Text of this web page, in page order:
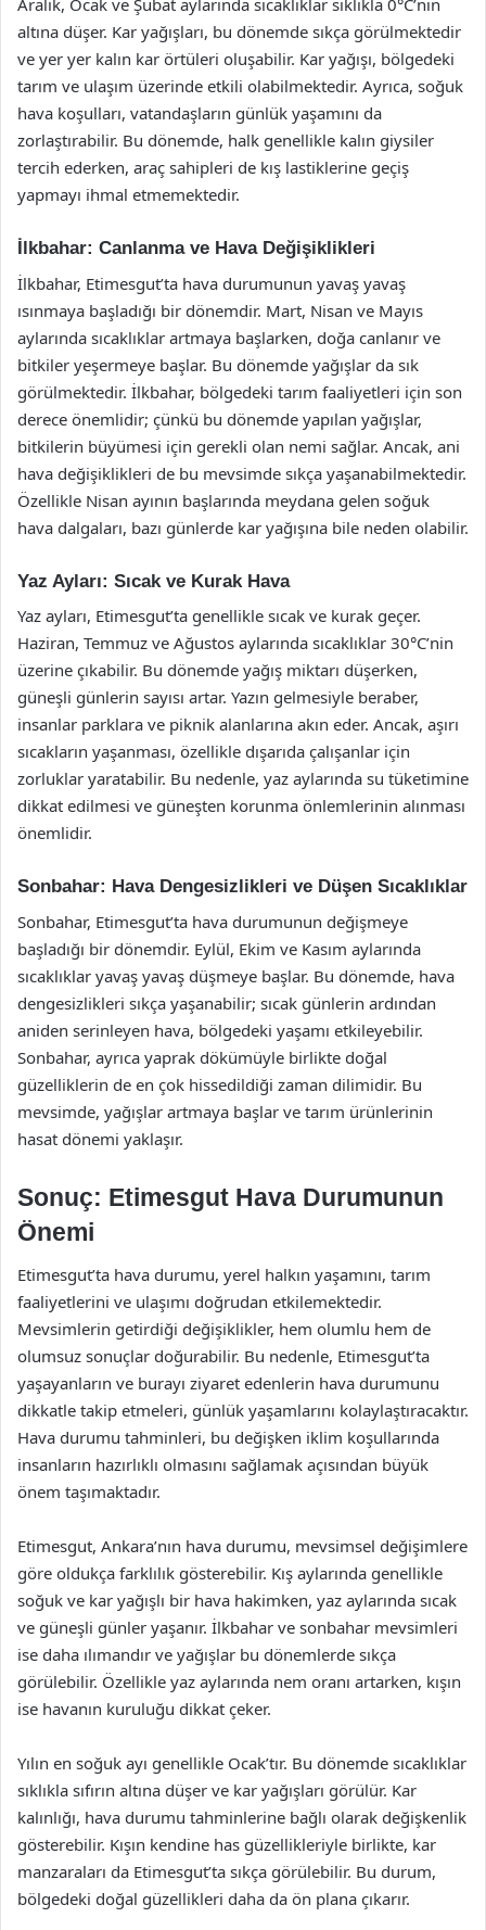
Aralık, Ocak ve Şubat aylarında sıcaklıklar sıklıkla 0°C’nin
altına düşer. Kar yağışları, bu dönemde sıkça görülmektedir
ve yer yer kalın kar örtüleri oluşabilir. Kar yağışı, bölgedeki
tarım ve ulaşım üzerinde etkili olabilmektedir. Ayrıca, soğuk
hava koşulları, vatandaşların günlük yaşamını da
zorlaştırabilir. Bu dönemde, halk genellikle kalın giysiler
tercih ederken, araç sahipleri de kış lastiklerine geçiş
yapmayı ihmal etmemektedir.
İlkbahar: Canlanma ve Hava Değişiklikleri
İlkbahar, Etimesgut’ta hava durumunun yavaş yavaş
ısınmaya başladığı bir dönemdir. Mart, Nisan ve Mayıs
aylarında sıcaklıklar artmaya başlarken, doğa canlanır ve
bitkiler yeşermeye başlar. Bu dönemde yağışlar da sık
görülmektedir. İlkbahar, bölgedeki tarım faaliyetleri için son
derece önemlidir; çünkü bu dönemde yapılan yağışlar,
bitkilerin büyümesi için gerekli olan nemi sağlar. Ancak, ani
hava değişiklikleri de bu mevsimde sıkça yaşanabilmektedir.
Özellikle Nisan ayının başlarında meydana gelen soğuk
hava dalgaları, bazı günlerde kar yağışına bile neden olabilir.
Yaz Ayları: Sıcak ve Kurak Hava
Yaz ayları, Etimesgut’ta genellikle sıcak ve kurak geçer.
Haziran, Temmuz ve Ağustos aylarında sıcaklıklar 30°C’nin
üzerine çıkabilir. Bu dönemde yağış miktarı düşerken,
güneşli günlerin sayısı artar. Yazın gelmesiyle beraber,
insanlar parklara ve piknik alanlarına akın eder. Ancak, aşırı
sıcakların yaşanması, özellikle dışarıda çalışanlar için
zorluklar yaratabilir. Bu nedenle, yaz aylarında su tüketimine
dikkat edilmesi ve güneşten korunma önlemlerinin alınması
önemlidir.
Sonbahar: Hava Dengesizlikleri ve Düşen Sıcaklıklar
Sonbahar, Etimesgut’ta hava durumunun değişmeye
başladığı bir dönemdir. Eylül, Ekim ve Kasım aylarında
sıcaklıklar yavaş yavaş düşmeye başlar. Bu dönemde, hava
dengesizlikleri sıkça yaşanabilir; sıcak günlerin ardından
aniden serinleyen hava, bölgedeki yaşamı etkileyebilir.
Sonbahar, ayrıca yaprak dökümüyle birlikte doğal
güzelliklerin de en çok hissedildiği zaman dilimidir. Bu
mevsimde, yağışlar artmaya başlar ve tarım ürünlerinin
hasat dönemi yaklaşır.
Sonuç: Etimesgut Hava Durumunun
Önemi
Etimesgut’ta hava durumu, yerel halkın yaşamını, tarım
faaliyetlerini ve ulaşımı doğrudan etkilemektedir.
Mevsimlerin getirdiği değişiklikler, hem olumlu hem de
olumsuz sonuçlar doğurabilir. Bu nedenle, Etimesgut’ta
yaşayanların ve burayı ziyaret edenlerin hava durumunu
dikkatle takip etmeleri, günlük yaşamlarını kolaylaştıracaktır.
Hava durumu tahminleri, bu değişken iklim koşullarında
insanların hazırlıklı olmasını sağlamak açısından büyük
önem taşımaktadır.
Etimesgut, Ankara’nın hava durumu, mevsimsel değişimlere
göre oldukça farklılık gösterebilir. Kış aylarında genellikle
soğuk ve kar yağışlı bir hava hakimken, yaz aylarında sıcak
ve güneşli günler yaşanır. İlkbahar ve sonbahar mevsimleri
ise daha ılımandır ve yağışlar bu dönemlerde sıkça
görülebilir. Özellikle yaz aylarında nem oranı artarken, kışın
ise havanın kuruluğu dikkat çeker.
Yılın en soğuk ayı genellikle Ocak’tır. Bu dönemde sıcaklıklar
sıklıkla sıfırın altına düşer ve kar yağışları görülür. Kar
kalınlığı, hava durumu tahminlerine bağlı olarak değişkenlik
gösterebilir. Kışın kendine has güzellikleriyle birlikte, kar
manzaraları da Etimesgut’ta sıkça görülebilir. Bu durum,
bölgedeki doğal güzellikleri daha da ön plana çıkarır.